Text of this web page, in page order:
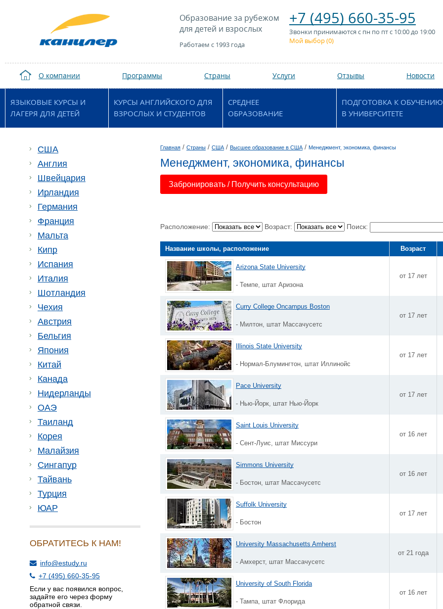
Образование за рубежом
для детей и взрослых
Работаем с 1993 года
+7 (495) 660-35-95
Звонки принимаются с пн по пт с 10:00 до 19:00
Мой выбор (0)
О компании Программы Страны Услуги Отзывы Новости
ЯЗЫКОВЫЕ КУРСЫ И
ЛАГЕРЯ ДЛЯ ДЕТЕЙ
КУРСЫ АНГЛИЙСКОГО ДЛЯ
ВЗРОСЛЫХ И СТУДЕНТОВ
СРЕДНЕЕ
ОБРАЗОВАНИЕ
ПОДГОТОВКА К ОБУЧЕНИЮ
В УНИВЕРСИТЕТЕ
Англия
Швейцария
США
Ирландия
Германия
Франция
Мальта
Кипр
Испания
Италия
Шотландия
Чехия
Австрия
Бельгия
Япония
Китай
Канада
Нидерланды
ОАЭ
Таиланд
Корея
Малайзия
Сингапур
Тайвань
Турция
ЮАР
ОБРАТИТЕСЬ К НАМ!
info@estudy.ru
+7 (495) 660-35-95
Если у вас появился вопрос,
задайте его через форму
обратной связи.
Главная / Страны / США / Высшее образование в США / Менеджмент, экономика, финансы
Менеджмент, экономика, финансы
Забронировать / Получить консультацию
Расположение: Возраст: Поиск:
Название школы, расположение Возраст
Arizona State University
- Темпе, штат Аризона
от 17 лет
Curry College Oncampus Boston
- Милтон, штат Массачусетс
от 17 лет
Illinois State University
- Нормал-Блумингтон, штат Иллинойс
от 17 лет
Pace University
- Нью-Йорк, штат Нью-Йорк
от 17 лет
Saint Louis University
- Сент-Луис, штат Миссури
от 16 лет
Simmons University
- Бостон, штат Массачусетс
от 16 лет
Suffolk University
- Бостон
от 17 лет
University Massachusetts Amherst
- Амхерст, штат Массачусетс
от 21 года
University of South Florida
- Тампа, штат Флорида
от 16 лет